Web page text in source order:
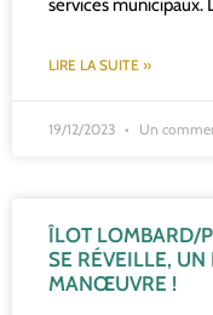
services municipaux.
LIRE LA SUITE »
19/12/2023 Un
ÎLOT LOMBARD/
SE RÉVEILLE,
MANŒUVRE !